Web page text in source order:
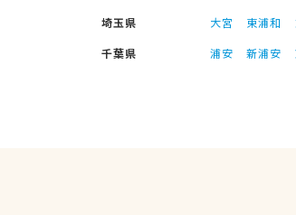
埼玉県
大宮 東浦和
千葉県
浦安 新浦安